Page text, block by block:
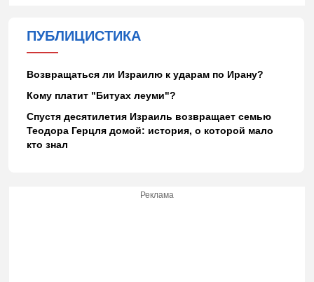
ПУБЛИЦИСТИКА
Возвращаться ли Израилю к ударам по Ирану?
Кому платит "Битуах леуми"?
Спустя десятилетия Израиль возвращает семью
Теодора Герцля домой: история, о которой мало
кто знал
Реклама